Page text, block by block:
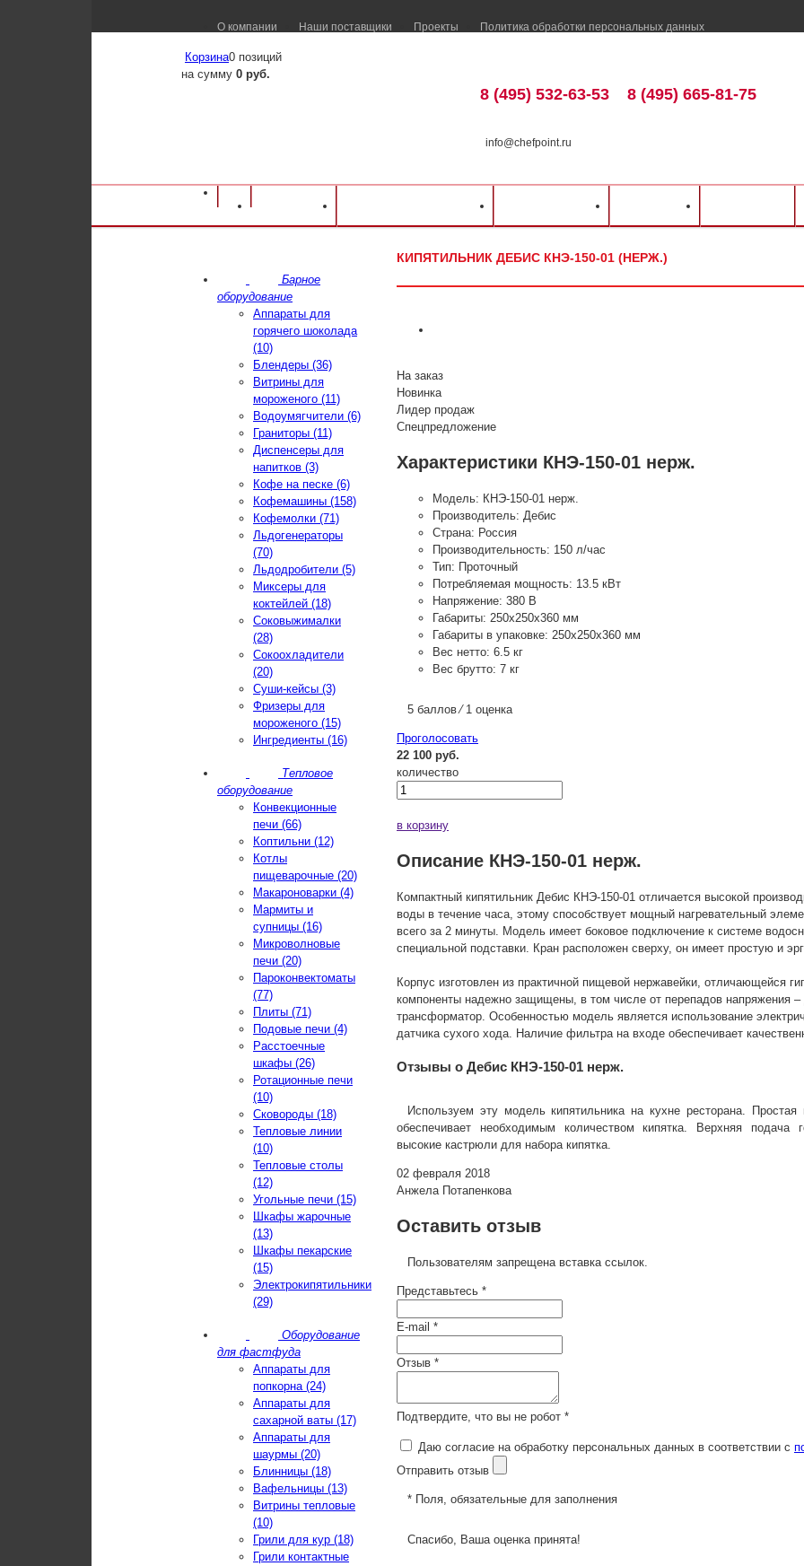
О компании Наши поставщики Проекты Политика обработки персональных данных
Корзина0 позиций
на сумму 0 руб.
8 (495) 532-63-53
info@chefpoint.ru
8 (495) 665-81-75
Оборудование для ресторанов и кафе
КИПЯТИЛЬНИК ДЕБИС КНЭ-150-01 (НЕРЖ.)
На заказ
Новинка
Лидер продаж
Спецпредложение
Характеристики КНЭ-150-01 нерж.
Модель: КНЭ-150-01 нерж.
Производитель: Дебис
Страна: Россия
Производительность: 150 л/час
Тип: Проточный
Потребляемая мощность: 13.5 кВт
Напряжение: 380 В
Габариты: 250х250х360 мм
Габариты в упаковке: 250х250х360 мм
Вес нетто: 6.5 кг
Вес брутто: 7 кг
5 баллов ⁄ 1 оценка
Проголосовать
22 100 руб.
количество
в корзину
Описание КНЭ-150-01 нерж.
Компактный кипятильник Дебис КНЭ-150-01 отличается высокой
воды в течение часа, этому способствует мощный нагревательный
всего за 2 минуты. Модель имеет боковое подключение к системе
специальной подставки. Кран расположен сверху, он имеет простую и
Корпус изготовлен из практичной пищевой нержавейки, отличающейся
компоненты надежно защищены, в том числе от перепадов напряжения
трансформатор. Особенностью модель является использование
датчика сухого хода. Наличие фильтра на входе обеспечивает
Отзывы о Дебис КНЭ-150-01 нерж.
Используем эту модель кипятильника на кухне ресторана. Простая
обеспечивает необходимым количеством кипятка. Верхняя подача
высокие кастрюли для набора кипятка.
02 февраля 2018
Анжела Потапенкова
Оставить отзыв
Пользователям запрещена вставка ссылок.
Представьтесь *
E-mail *
Отзыв *
Подтвердите, что вы не робот *
Даю согласие на обработку персональных данных в соответствии с
Отправить отзыв
* Поля, обязательные для заполнения
Спасибо, Ваша оценка принята!
Барное
оборудование
Аппараты для
горячего шоколада
(10)
Блендеры (36)
Витрины для
мороженого (11)
Водоумягчители (6)
Граниторы (11)
Диспенсеры для
напитков (3)
Кофе на песке (6)
Кофемашины (158)
Кофемолки (71)
Льдогенераторы
(70)
Льдодробители (5)
Миксеры для
коктейлей (18)
Соковыжималки
(28)
Сокоохладители
(20)
Суши-кейсы (3)
Фризеры для
мороженого (15)
Ингредиенты (16)
Тепловое
оборудование
Конвекционные
печи (66)
Коптильни (12)
Котлы
пищеварочные (20)
Макароноварки (4)
Мармиты и
супницы (16)
Микроволновые
печи (20)
Пароконвектоматы
(77)
Плиты (71)
Подовые печи (4)
Расстоечные
шкафы (26)
Ротационные печи
(10)
Сковороды (18)
Тепловые линии
(10)
Тепловые столы
(12)
Угольные печи (15)
Шкафы жарочные
(13)
Шкафы пекарские
(15)
Электрокипятильники
(29)
Оборудование
для фастфуда
Аппараты для
попкорна (24)
Аппараты для
сахарной ваты (17)
Аппараты для
шаурмы (20)
Блинницы (18)
Вафельницы (13)
Витрины тепловые
(10)
Грили для кур (18)
Грили контактные